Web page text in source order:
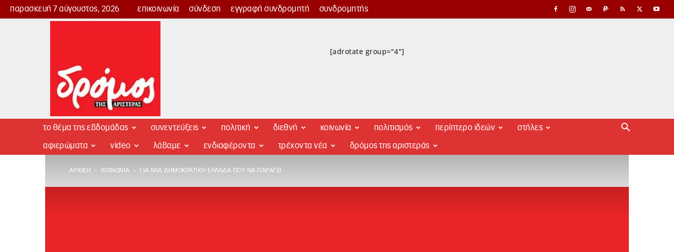
παρασκευή 7 αύγουστος, 2026 επικοινωνία σύνδεση εγγραφή συνδρομητή συνδρομητής
Δρόμος
[adrotate group="4"]
το θέμα της εβδομάδας συνεντεύξεις πολιτική διεθνή κοινωνία πολιτισμός περίπτερο ιδεών στήλες
αφιερώματα video λάβαμε ενδιαφέροντα τρέχοντα νέα δρόμος της αριστεράς
ΑΡΧΙΚΉ ΚΟΙΝΩΝΊΑ ΓΙΑ ΜΙΑ ΔΗΜΟΚΡΑΤΙΚΉ ΕΛΛΆΔΑ ΠΟΥ ΝΑ ΠΑΡΆΓΕΙ